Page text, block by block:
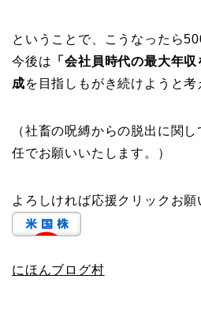
ということで、こうなったら
今後は 「会社員時代の最大年
成を目指しもがき続けようと考
（社畜の呪縛からの脱出に関
任でお願いいたします。）
よろしければ応援クリックお願
にほんブログ村